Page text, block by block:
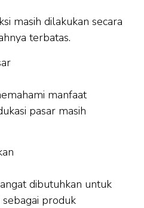
masih dilakukan secara
terbatas.
manfaat
pasar masih
dibutuhkan untuk
produk